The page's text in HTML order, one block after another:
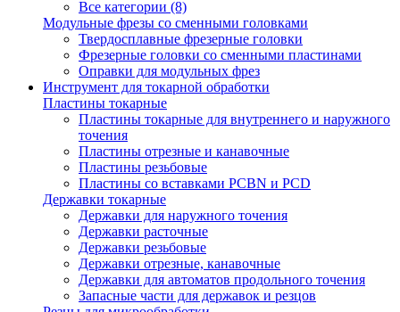
Все категории (8)
Модульные фрезы со сменными головками
Твердосплавные фрезерные головки
Фрезерные головки со сменными пластинами
Оправки для модульных фрез
Инструмент для токарной обработки
Пластины токарные
Пластины токарные для внутреннего и наружного
точения
Пластины отрезные и канавочные
Пластины резьбовые
Пластины со вставками PCBN и PCD
Державки токарные
Державки для наружного точения
Державки расточные
Державки резьбовые
Державки отрезные, канавочные
Державки для автоматов продольного точения
Запасные части для державок и резцов